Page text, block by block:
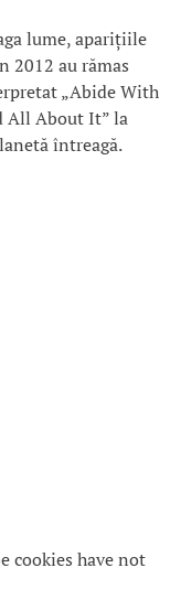
lume, aparițiile
2012 au rămas
„Abide With
All About It” la
întreagă.
cookies have not